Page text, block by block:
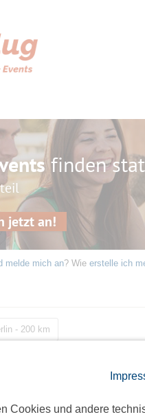
Cookies und andere
finden
jetzt an!
melde mich an? Wie erstelle ich
- 200 km